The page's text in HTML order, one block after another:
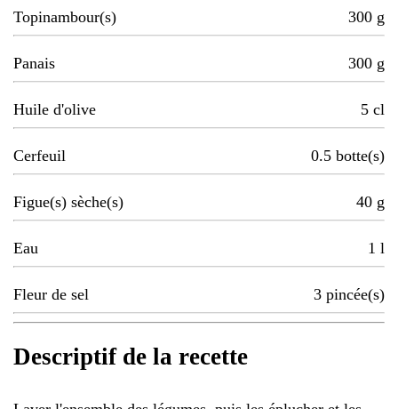
Topinambour(s) 300 g
Panais 300 g
Huile d'olive 5 cl
Cerfeuil 0.5 botte(s)
Figue(s) sèche(s) 40 g
Eau 1 l
Fleur de sel 3 pincée(s)
Descriptif de la recette